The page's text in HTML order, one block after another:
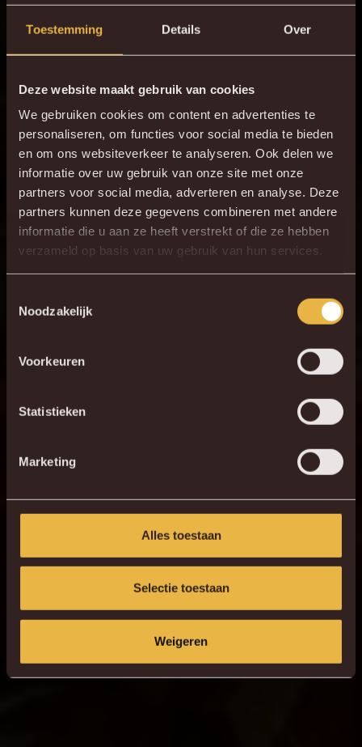
Toestemming Details Over
Deze website maakt gebruik van cookies
We gebruiken cookies om content en advertenties te
personaliseren, om functies voor social media te bieden
en om ons websiteverkeer te analyseren. Ook delen we
informatie over uw gebruik van onze site met onze
partners voor social media, adverteren en analyse. Deze
partners kunnen deze gegevens combineren met andere
informatie die u aan ze heeft verstrekt of die ze hebben
verzameld op basis van uw gebruik van hun services.
Noodzakelijk
Voorkeuren
Statistieken
Marketing
Alles toestaan
Selectie toestaan
Weigeren
1 - 1
HERBELEEF DE MATCH